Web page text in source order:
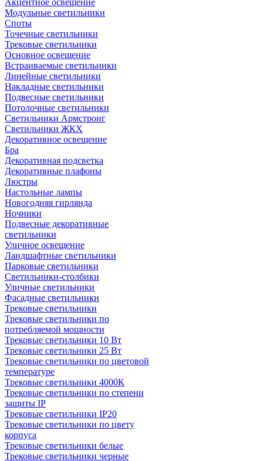
Акцентное освещение
Модульные светильники
Споты
Точечные светильники
Трековые светильники
Основное освещение
Встраиваемые светильники
Линейные светильники
Накладные светильники
Подвесные светильники
Потолочные светильники
Светильники Армстронг
Светильники ЖКХ
Декоративное освещение
Бра
Декоративная подсветка
Декоративные плафоны
Люстры
Настольные лампы
Новогодняя гирлянда
Ночники
Подвесные декоративные
светильники
Уличное освещение
Ландшафтные светильники
Парковые светильники
Светильники-столбики
Уличные светильники
Фасадные светильники
Трековые светильники
Трековые светильники по
потребляемой мощности
Трековые светильники 10 Вт
Трековые светильники 25 Вт
Трековые светильники по цветовой
температуре
Трековые светильники 4000К
Трековые светильники по степени
защиты IP
Трековые светильники IP20
Трековые светильники по цвету
корпуса
Трековые светильники белые
Трековые светильники черные